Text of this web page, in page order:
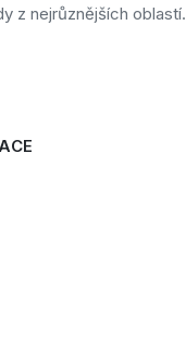
z nejrůznějších oblastí.